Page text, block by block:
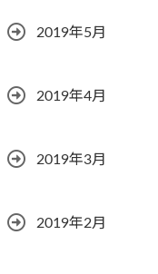
2019年5月
2019年4月
2019年3月
2019年2月